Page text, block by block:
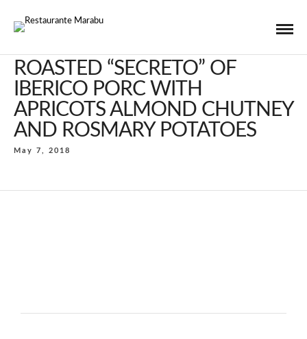
ROASTED “SECRETO” OF
IBERICO PORC WITH
APRICOTS ALMOND CHUTNEY
AND ROSMARY POTATOES
May 7, 2018